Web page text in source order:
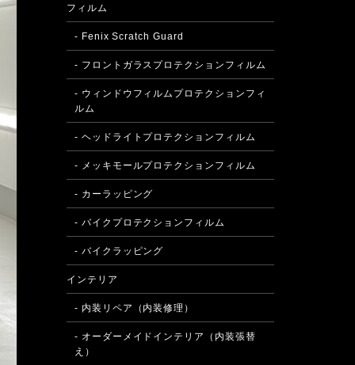
フィルム
- Fenix Scratch Guard
- フロントガラスプロテクションフィルム
- ウィンドウフィルムプロテクションフィ
ルム
- ヘッドライトプロテクションフィルム
- メッキモールプロテクションフィルム
- カーラッピング
- バイクプロテクションフィルム
- バイクラッピング
インテリア
- 内装リペア（内装修理）
- オーダーメイドインテリア（内装張替
え）